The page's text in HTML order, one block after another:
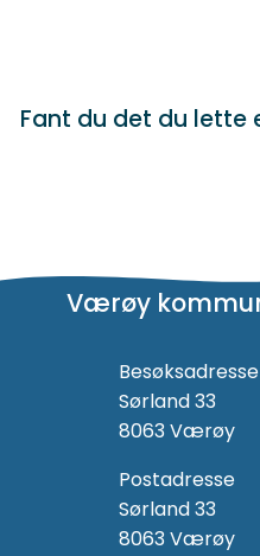
Fant du det du lette
Værøy
Besøksadresse
Sørland 33
8063 Værøy
Postadresse
Sørland 33
8063 Værøy